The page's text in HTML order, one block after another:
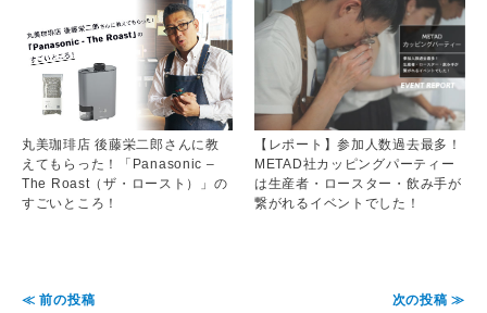
丸美珈琲店 後藤栄二郎さんに教
えてもらった！「Panasonic –
The Roast（ザ・ロースト）」の
すごいところ！
【レポート】参加人数過去最多！
METAD社カッピングパーティー
は生産者・ロースター・飲み手が
繋がれるイベントでした！
≪ 前の投稿 次の投稿 ≫